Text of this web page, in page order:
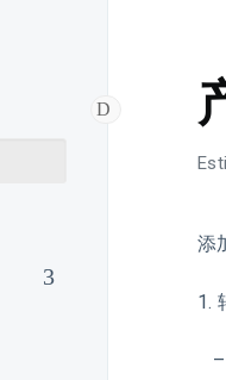
添
1.
–